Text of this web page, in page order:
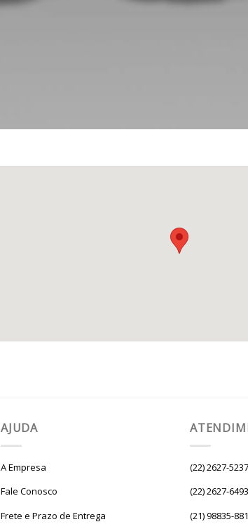
AJUDA
A Empresa
Fale Conosco
Frete e Prazo de Entrega
(22) 2627-5237
(22) 2627-6493
(21) 98835-